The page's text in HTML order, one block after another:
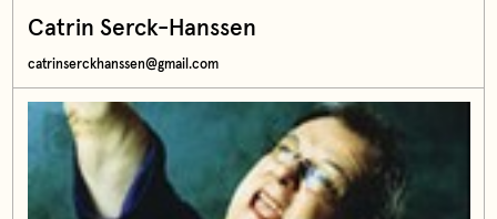
Catrin Serck-Hanssen
catrinserckhanssen@gmail.com